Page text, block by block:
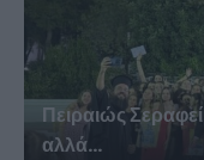
Πειραιώς
αλλά...